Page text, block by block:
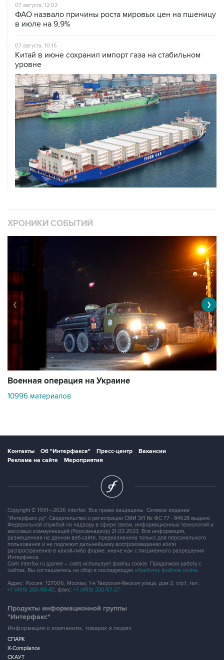
07 августа, 12:02
ФАО назвало причины роста мировых цен на пшеницу
в июле на 9,9%
07 августа, 10:15
Китай в июне сохранил импорт газа на стабильном
уровне
ХРОНИКИ СОБЫТИЙ
Военная операция на Украине
10996 материалов
❮ ❯
Контакты Об "Интерфаксе" Пресс-центр
Вакансии
Реклама на сайте
Мероприятия
Copyright © 1991—2026 Interfax. Все права защищены. Сетевое издание
"Интерфакс.ру". Свидетельство о регистрации СМИ ЭЛ № ФС 77 - 84928 выдано
Федеральной службой по надзору в сфере связи, информационных технологий и
массовых коммуникаций (Роскомнадзор) 21.03.2023. Вся информация,
размещенная на данном веб-сайте, предназначена только для персонального
пользования и не подлежит дальнейшему воспроизведению и/или
распространению в какой-либо форме, иначе как с письменного разрешения
Интерфакса.
Сайт Interfax.ru (далее – сайт) использует файлы cookie. Продолжая работу с
сайтом, Вы соглашаетесь на сбор и последующую обработку файлов cookie.
Адрес: Россия, 127006, Москва, 1-я Тверская-Ямская улица, дом 2, стр.1, тел.:
+7 (499) 250-98-40, факс: +7 (499) 250-97-27
Продукты информационной группы
"Интерфакс"
Информация о компаниях, товарах и людях
СПАРК
X-Compliance
СКАУТ